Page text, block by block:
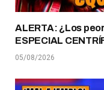
ALERTA: ¿Los
ESPECIAL
05/08/2026